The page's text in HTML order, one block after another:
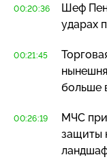
00:20:36
Шеф
ударах
00:21:45
больше
00:26:19
МЧС
защиты